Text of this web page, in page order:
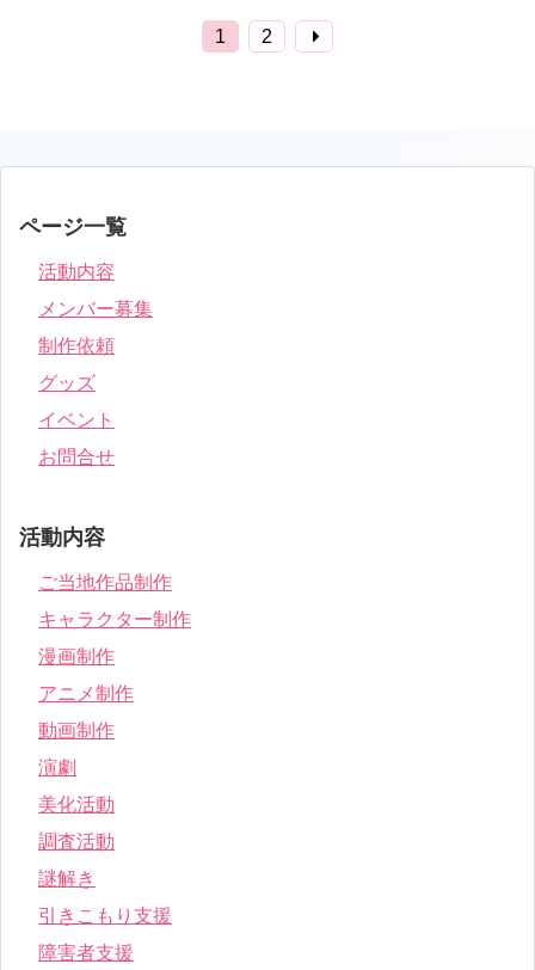
1 2
ページ一覧
活動内容
メンバー募集
制作依頼
グッズ
イベント
お問合せ
活動内容
ご当地作品制作
キャラクター制作
漫画制作
アニメ制作
動画制作
演劇
美化活動
調査活動
謎解き
引きこもり支援
障害者支援